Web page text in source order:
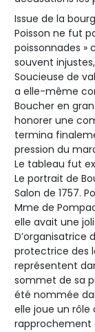
Issue de la
Poisson ne fut
poissonnades »
souvent
Soucieuse de
a elle-même
Boucher en
honorer une
termina
pression du
Le tableau fut
Le portrait de
Salon de 1757.
Mme de
elle avait une
D’organisatrice
protectrice des
représentent
sommet de sa
été nommée
elle joue un rôle
rapprochement